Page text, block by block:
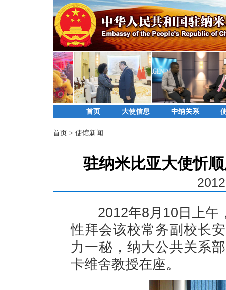
首页 大使信息 中纳关系
首页 > 使馆新闻
驻纳米比亚大使忻
2012年8月10日上午
性拜会该校常务副校长
力一秘，纳大公共关系
卡维舍教授在座。